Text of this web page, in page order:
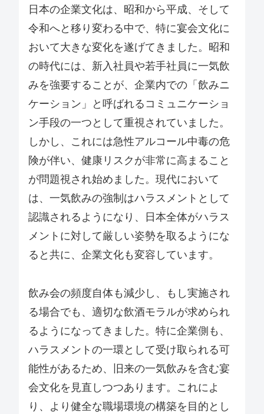
日本の企業文化は、昭和から平成、そして
令和へと移り変わる中で、特に宴会文化に
おいて大きな変化を遂げてきました。昭和
の時代には、新入社員や若手社員に一気飲
みを強要することが、企業内での「飲みニ
ケーション」と呼ばれるコミュニケーショ
ン手段の一つとして重視されていました。
しかし、これには急性アルコール中毒の危
険が伴い、健康リスクが非常に高まること
が問題視され始めました。現代において
は、一気飲みの強制はハラスメントとして
認識されるようになり、日本全体がハラス
メントに対して厳しい姿勢を取るようにな
ると共に、企業文化も変容しています。
飲み会の頻度自体も減少し、もし実施され
る場合でも、適切な飲酒モラルが求められ
るようになってきました。特に企業側も、
ハラスメントの一環として受け取られる可
能性があるため、旧来の一気飲みを含む宴
会文化を見直しつつあります。これによ
り、より健全な職場環境の構築を目的とし